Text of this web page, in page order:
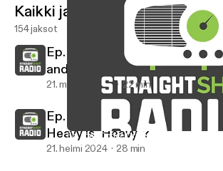
Ep. 154: Coffee Drinks, Breakfast,
Straight Shot Radio
Kaikki jaksot
154 jaksot
Ep. 154: Coffee Drinks,
and Recovery
21. marras 2024 22 min
Ep. 153: Overtraining, Shoe
Heavy is "Heavy"?
21. helmi 2024 28 min